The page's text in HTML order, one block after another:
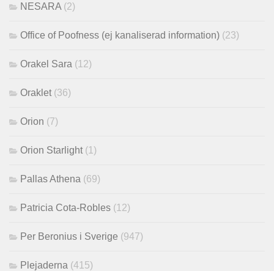
NESARA (2)
Office of Poofness (ej kanaliserad information) (23)
Orakel Sara (12)
Oraklet (36)
Orion (7)
Orion Starlight (1)
Pallas Athena (69)
Patricia Cota-Robles (12)
Per Beronius i Sverige (947)
Plejaderna (415)